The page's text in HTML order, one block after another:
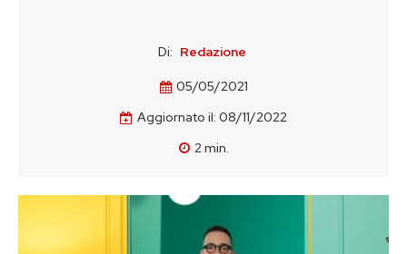
Di: Redazione
05/05/2021
Aggiornato il: 08/11/2022
2min.